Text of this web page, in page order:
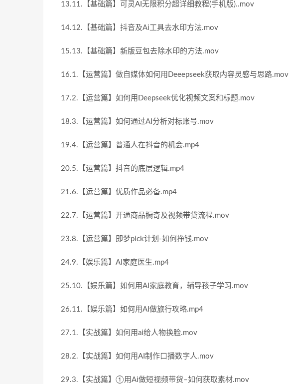
13.11.【基础篇】可灵AI无限积分超详细教程(手机版)..mov
14.12.【基础篇】抖音及Ai工具去水印方法.mov
15.13.【基础篇】新版豆包去除水印的方法.mov
16.1.【运营篇】做自媒体如何用Deeepseek获取内容灵感与思路.mov
17.2.【运营篇】如何用Deepseek优化视频文案和标题.mov
18.3.【运营篇】如何通过AI分析对标账号.mov
19.4.【运营篇】普通人在抖音的机会.mp4
20.5.【运营篇】抖音的底层逻辑.mp4
21.6.【运营篇】优质作品必备.mp4
22.7.【运营篇】开通商品橱奇及视频带贷流程.mov
23.8.【运营篇】即梦pick计划-如何挣钱.mov
24.9.【娱乐篇】AI家庭医生.mp4
25.10.【娱乐篇】如何用AI家庭教育，辅导孩子学习.mov
26.11.【娱乐篇】如何用AI做旅行攻略.mp4
27.1.【实战篇】如何用ai给人物换脸.mov
28.2.【实战篇】如何用AI制作口播数字人.mov
29.3.【实战篇】①用Ai做短视频带货–如何获取素材.mov